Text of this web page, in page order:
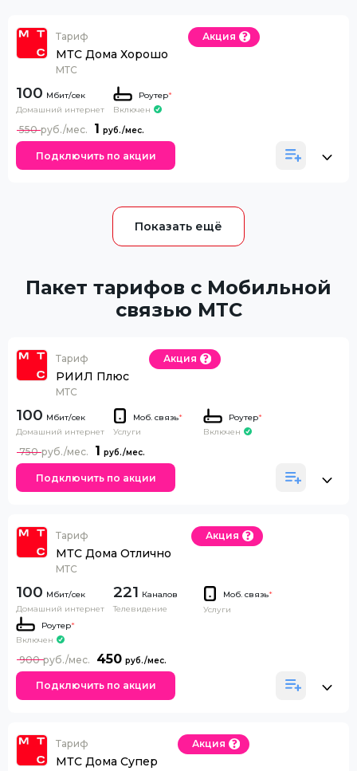
Тариф
МТС Дома Хорошо
МТС
Акция
100
Домашний интернет
Роутер*
Включен
1
550
Подключить по акции
Пакет тарифов с Мобильной
связью МТС
Тариф
РИИЛ Плюс
МТС
Акция
100
Домашний интернет
Моб. связь*
Услуги
Роутер*
Включен
1
750
Подключить по акции
Тариф
МТС Дома Отлично
МТС
Акция
100
Домашний интернет
221 Каналов
Телевидение
Моб. связь*
Услуги
Роутер*
Включен
450
900
Подключить по акции
Тариф
МТС Дома Супер
Акция